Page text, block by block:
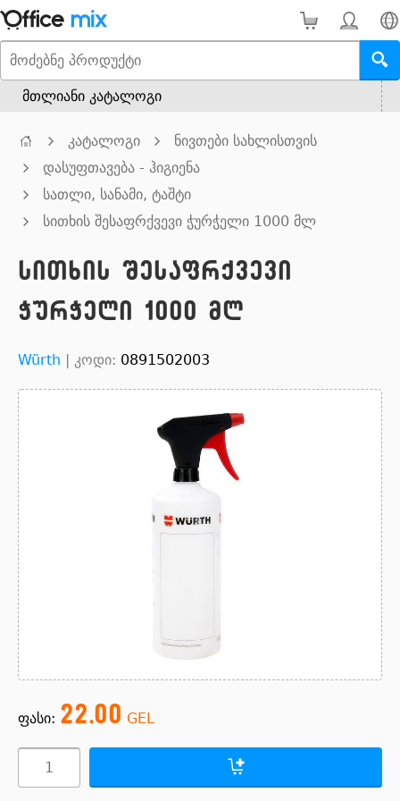
მთლიანი კატალოგი
კატალოგი
ნივთები სახლისთვის
დასუფთავება - ჰიგიენა
სათლი, სანამი, ტაშტი
სითხის შესაფრქვევი ჭურჭელი 1000 მლ
სითხის შესაფრქვევი
ჭურჭელი 1000 მლ
Würth | კოდი: 0891502003
ფასი: 22.00 GEL